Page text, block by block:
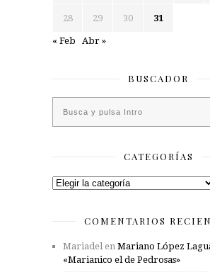
28 29 30 31
« Feb Abr »
BUSCADOR
CATEGORÍAS
Categorías
COMENTARIOS
Mariadelen Mariano López
«Marianico el de Pedrosas»